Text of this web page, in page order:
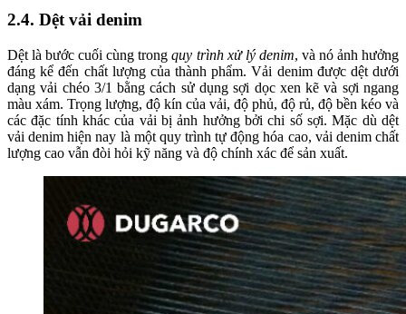
2.4. Dệt vải denim
Dệt là bước cuối cùng trongquy trình xử lý denim, và nó ảnh hưởng
đáng kể đến chất lượng của thành phẩm. Vải denim được dệt dưới
dạng vải chéo 3/1 bằng cách sử dụng sợi dọc xen kẽ và sợi ngang
màu xám. Trọng lượng, độ kín của vải, độ phủ, độ rủ, độ bền kéo và
các đặc tính khác của vải bị ảnh hưởng bởi chi số sợi. Mặc dù dệt
vải denim hiện nay là một quy trình tự động hóa cao, vải denim chất
lượng cao vẫn đòi hỏi kỹ năng và độ chính xác để sản xuất.